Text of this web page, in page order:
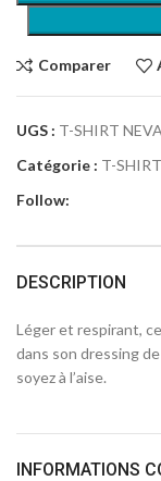
Comparer
UGS : T-SHIRT
Catégorie : T-SHIRT
Follow:
DESCRIPTION
Léger et respirant,
dans son dressing
soyez à l’aise.
INFORMATIONS